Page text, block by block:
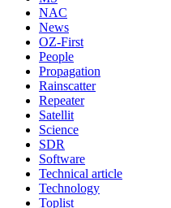
NAC
News
OZ-First
People
Propagation
Rainscatter
Repeater
Satellit
Science
SDR
Software
Technical article
Technology
Toplist